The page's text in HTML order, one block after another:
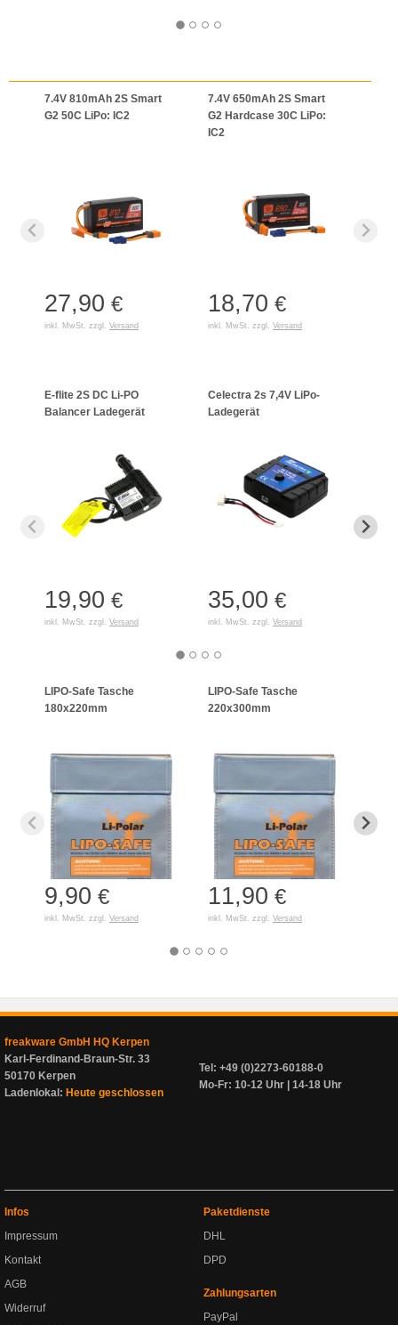
7.4V 810mAh 2S Smart
G2 50C LiPo: IC2
27,90 €
inkl. MwSt. zzgl. Versand
7.4V 650mAh 2S Smart
G2 Hardcase 30C LiPo:
IC2
18,70 €
inkl. MwSt. zzgl. Versand
E-flite 2S DC Li-PO
Balancer Ladegerät
19,90 €
inkl. MwSt. zzgl. Versand
Celectra 2s 7,4V LiPo-
Ladegerät
35,00 €
inkl. MwSt. zzgl. Versand
LIPO-Safe Tasche
180x220mm
9,90 €
inkl. MwSt. zzgl. Versand
LIPO-Safe Tasche
220x300mm
11,90 €
inkl. MwSt. zzgl. Versand
freakware GmbH HQ Kerpen
Karl-Ferdinand-Braun-Str. 33
50170 Kerpen
Ladenlokal: Heute geschlossen
Tel: +49 (0)2273-60188-0
Mo-Fr: 10-12 Uhr | 14-18 Uhr
Infos
Impressum
Kontakt
AGB
Widerruf
Paketdienste
DHL
DPD
Zahlungsarten
PayPal